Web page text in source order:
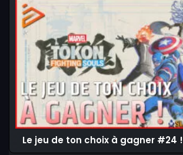
Le jeu de ton choix à gagner #24 !